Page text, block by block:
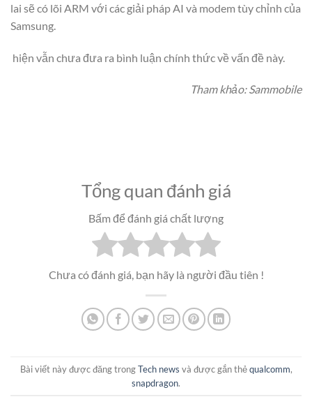
lai sẽ có lõi ARM với các giải pháp AI và modem tùy chỉnh của
Samsung.
hiện vẫn chưa đưa ra bình luận chính thức về vấn đề này.
Tham khảo: Sammobile
Tổng quan đánh giá
Bấm để đánh giá chất lượng
Chưa có đánh giá, bạn hãy là người đầu tiên !
Bài viết này được đăng trongTech news và được gắn thẻqualcomm,
snapdragon.